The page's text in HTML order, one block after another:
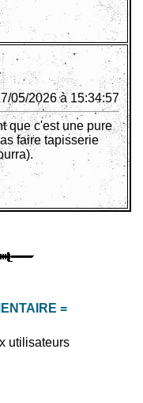
05/2026 à 15:34:57
que c'est une pure
faire tapisserie
=
utilisateurs